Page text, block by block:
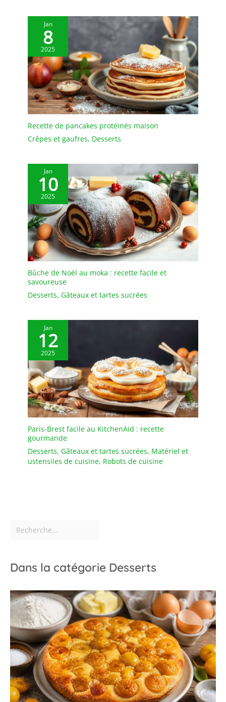
Nettoyage facile, Lavable
au lave-vaisselle
Contenu: 1x Westmark
Plat à Gâteau, Garantie
de 5 ans, Dimensions : ø
31,5 x 1,7 cm, Matière :
Plastique (PS), Couleur :
Transparent, 34552211
Jan
8
2025
Recette de pancakes protéinés maison
Crêpes et gaufres, Desserts
Jan
10
2025
Bûche de Noël au moka : recette facile et
savoureuse
Desserts, Gâteaux et tartes sucrées
Jan
12
2025
Paris-Brest facile au KitchenAid : recette
gourmande
Desserts, Gâteaux et tartes sucrées, Matériel et
ustensiles de cuisine, Robots de cuisine
Dans la catégorie Desserts